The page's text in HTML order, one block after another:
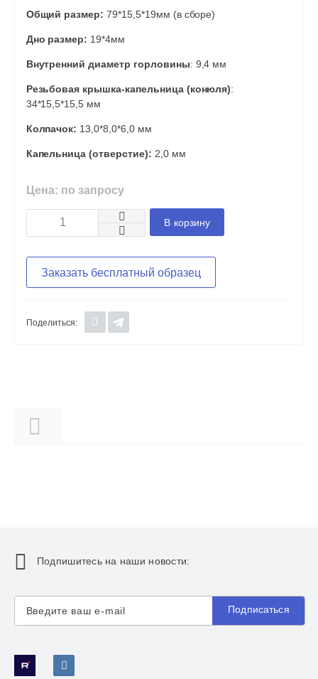
Общий размер:79*15,5*19мм (в сборе)
Дно размер: 19*4мм
Внутренний диаметр горловины: 9,4 мм
Резьбовая крышка-капельница (конюля):
34*15,5*15,5 мм
Колпачок: 13,0*8,0*6,0 мм
Капельница (отверстие): 2,0 мм
Цена: по запросу
В корзину
Заказать бесплатный образец
Поделиться:
Подпишитесь на наши новости:
Подписаться